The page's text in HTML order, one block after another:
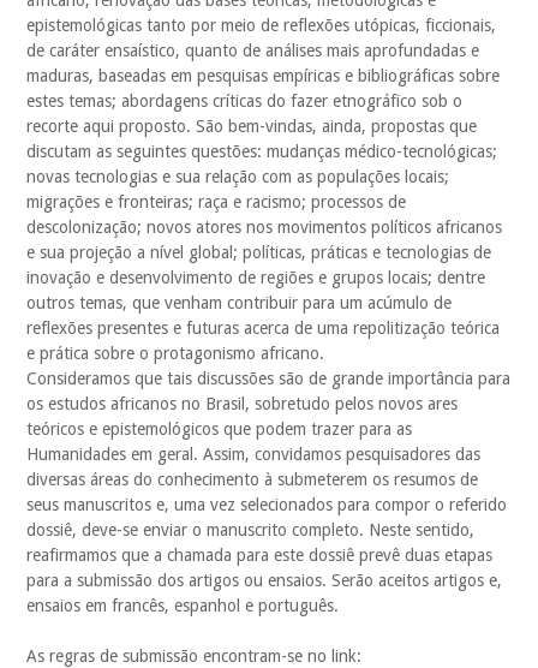
epistemológicas tanto por meio de reflexões utópicas, ficcionais,
de caráter ensaístico, quanto de análises mais aprofundadas e
maduras, baseadas em pesquisas empíricas e bibliográficas sobre
estes temas; abordagens críticas do fazer etnográfico sob o
recorte aqui proposto. São bem-vindas, ainda, propostas que
discutam as seguintes questões: mudanças médico-tecnológicas;
novas tecnologias e sua relação com as populações locais;
migrações e fronteiras; raça e racismo; processos de
descolonização; novos atores nos movimentos políticos africanos
e sua projeção a nível global; políticas, práticas e tecnologias de
inovação e desenvolvimento de regiões e grupos locais; dentre
outros temas, que venham contribuir para um acúmulo de
reflexões presentes e futuras acerca de uma repolitização teórica
e prática sobre o protagonismo africano.
Consideramos que tais discussões são de grande importância para
os estudos africanos no Brasil, sobretudo pelos novos ares
teóricos e epistemológicos que podem trazer para as
Humanidades em geral. Assim, convidamos pesquisadores das
diversas áreas do conhecimento à submeterem os resumos de
seus manuscritos e, uma vez selecionados para compor o referido
dossiê, deve-se enviar o manuscrito completo. Neste sentido,
reafirmamos que a chamada para este dossiê prevê duas etapas
para a submissão dos artigos ou ensaios. Serão aceitos artigos e,
ensaios em francês, espanhol e português.
As regras de submissão encontram-se no link: